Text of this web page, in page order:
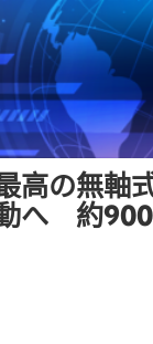
高の無軸
へ 約